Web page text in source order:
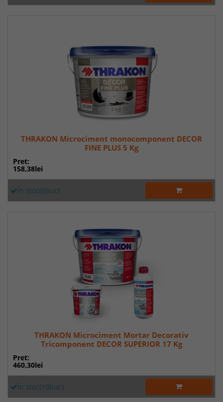
THRAKON Microciment monocomponent DECOR
FINE PLUS 5 Kg
Pret:
158,38lei
În stoc(6buc)
THRAKON Microciment Mortar Decorativ
Tricomponent DECOR SUPERIOR 17 Kg
Pret:
460,30lei
În stoc(10buc)